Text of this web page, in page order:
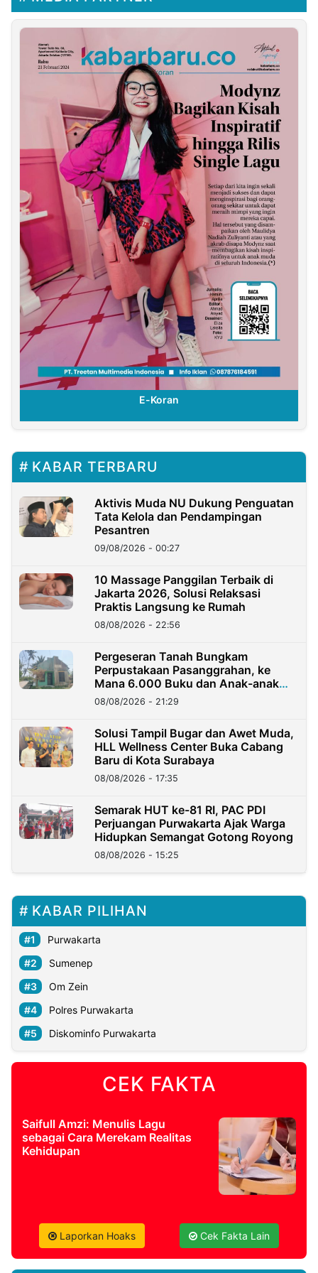
E-Koran
KABAR TERBARU
Aktivis Muda NU Dukung Penguatan
Tata Kelola dan Pendampingan
Pesantren
09/08/2026 - 00:27
10 Massage Panggilan Terbaik di
Jakarta 2026, Solusi Relaksasi
Praktis Langsung ke Rumah
08/08/2026 - 22:56
Pergeseran Tanah Bungkam
Perpustakaan Pasanggrahan, ke
Mana 6.000 Buku dan Anak-anak
Kini?
08/08/2026 - 21:29
Solusi Tampil Bugar dan Awet Muda,
HLL Wellness Center Buka Cabang
Baru di Kota Surabaya
08/08/2026 - 17:35
Semarak HUT ke-81 RI, PAC PDI
Perjuangan Purwakarta Ajak Warga
Hidupkan Semangat Gotong Royong
08/08/2026 - 15:25
KABAR PILIHAN
Purwakarta
Sumenep
Om Zein
Polres Purwakarta
Diskominfo Purwakarta
CEK FAKTA
Saifull Amzi: Menulis Lagu
sebagai Cara Merekam Realitas
Kehidupan
Laporkan Hoaks Cek Fakta Lain